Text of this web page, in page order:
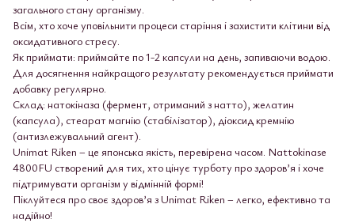
загального стану організму.
Всім, хто хоче уповільнити процеси старіння і захистити клітини від
оксидативного стресу.
Як приймати: приймайте по 1-2 капсули на день, запиваючи водою.
Для досягнення найкращого результату рекомендується приймати
добавку регулярно.
Склад: натокіназа (фермент, отриманий з натто), желатин
(капсула), стеарат магнію (стабілізатор), діоксид кремнію
(антизлежувальний агент).
Unimat Riken – це японська якість, перевірена часом. Nattokinase
4800FU створений для тих, хто цінує турботу про здоров’я і хоче
підтримувати організм у відмінній формі!
Піклуйтеся про своє здоров’я з Unimat Riken – легко, ефективно та
надійно!